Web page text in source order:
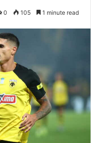
0 105 1 minute read